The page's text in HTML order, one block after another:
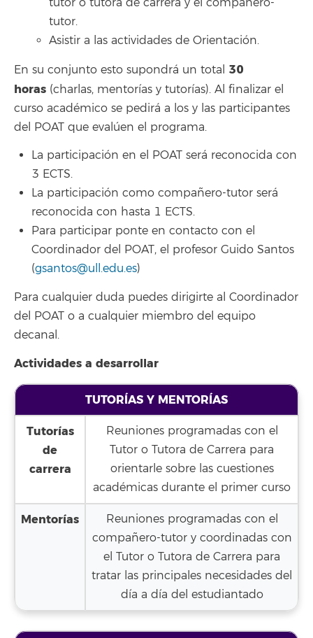
tutor o tutora de carrera y el compañero-
tutor.
Asistir a las actividades de Orientación.
En su conjunto esto supondrá un total 30
horas (charlas, mentorías y tutorías). Al finalizar el
curso académico se pedirá a los y las participantes
del POAT que evalúen el programa.
La participación en el POAT será reconocida con
3 ECTS.
La participación como compañero-tutor será
reconocida con hasta 1 ECTS.
Para participar ponte en contacto con el
Coordinador del POAT, el profesor Guido Santos
(gsantos@ull.edu.es)
Para cualquier duda puedes dirigirte al Coordinador
del POAT o a cualquier miembro del equipo
decanal.
Actividades a desarrollar
TUTORÍAS Y MENTORÍAS
Tutorías
de
carrera
Reuniones programadas con el
Tutor o Tutora de Carrera para
orientarle sobre las cuestiones
académicas durante el primer curso
Mentorías
Reuniones programadas con el
compañero-tutor y coordinadas con
el Tutor o Tutora de Carrera para
tratar las principales necesidades del
día a día del estudiantado